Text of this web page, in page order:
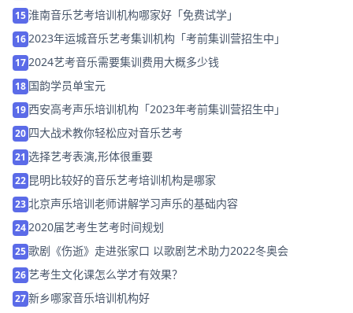
15淮南音乐艺考培训机构哪家好「免费试学」
162023年运城音乐艺考集训机构「考前集训营招生中」
172024艺考音乐需要集训费用大概多少钱
18 国韵学员单宝元
19西安高考声乐培训机构「2023年考前集训营招生中」
20 四大战术教你轻松应对音乐艺考
21 选择艺考表演,形体很重要
22 昆明比较好的音乐艺考培训机构是哪家
23北京声乐培训老师讲解学习声乐的基础内容
242020届艺考生艺考时间规划
25歌剧《伤逝》走进张家口 以歌剧艺术助力2022冬奥会
26艺考生文化课怎么学才有效果？
27新乡哪家音乐培训机构好